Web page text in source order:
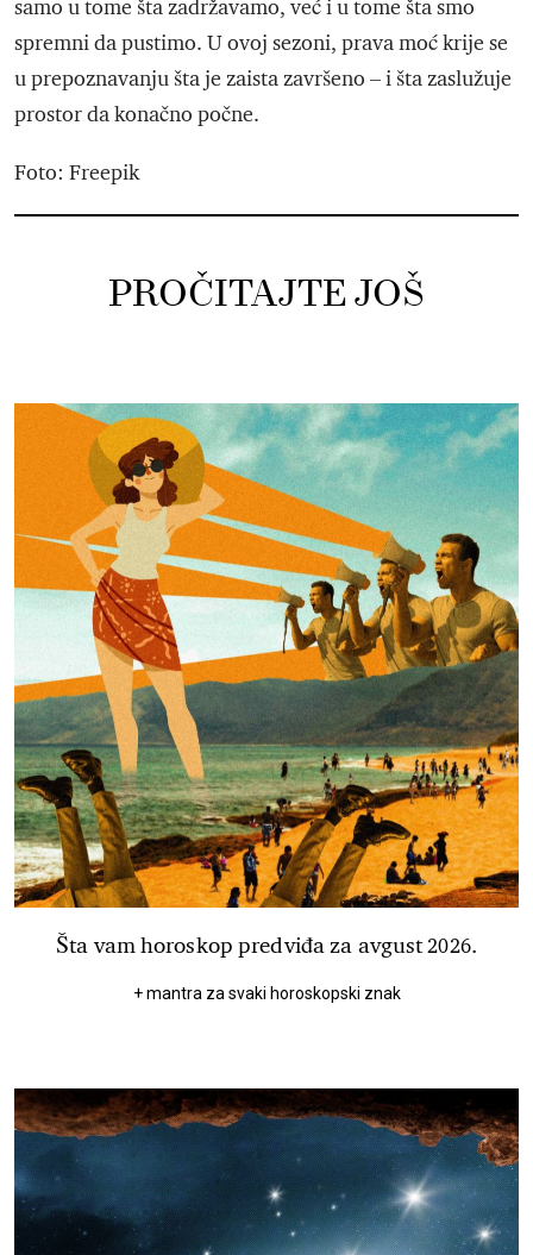
samo u tome šta zadržavamo, već i u tome šta smo
spremni da pustimo. U ovoj sezoni, prava moć krije se
u prepoznavanju šta je zaista završeno – i šta zaslužuje
prostor da konačno počne.
Foto: Freepik
PROČITAJTE JOŠ
Šta vam horoskop predviđa za avgust 2026.
+ mantra za svaki horoskopski znak